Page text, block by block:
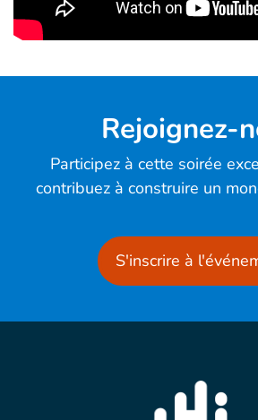
Rejoignez-
Participez à cette soirée
contribuez à construire un
S'inscrire à